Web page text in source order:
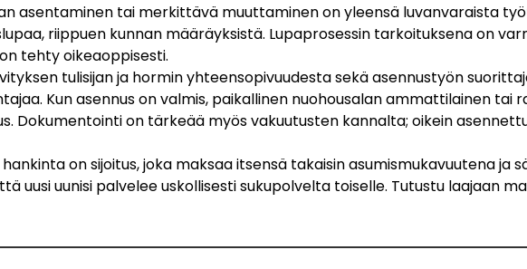
asentaminen tai merkittävä muuttaminen on yleensä luvanvaraista
riippuen kunnan määräyksistä. Lupaprosessin tarkoituksena on
tehty oikeaoppisesti.
tulisijan ja hormin yhteensopivuudesta sekä asennustyön
Kun asennus on valmis, paikallinen nuohousalan ammattilainen
Dokumentointi on tärkeää myös vakuutusten kannalta; oikein
on sijoitus, joka maksaa itsensä takaisin asumismukavuutena
uusi uunisi palvelee uskollisesti sukupolvelta toiselle. Tutustu laajaan